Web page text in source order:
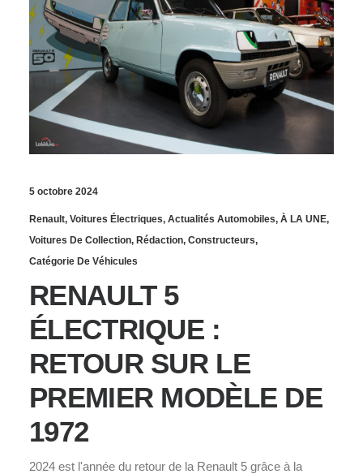
5 octobre 2024
Renault, Voitures Électriques, Actualités Automobiles, À LA UNE,
Voitures De Collection, Rédaction, Constructeurs,
Catégorie De Véhicules
RENAULT 5
ÉLECTRIQUE :
RETOUR SUR LE
PREMIER MODÈLE DE
1972
2024 est l'année du retour de la Renault 5 grâce à la